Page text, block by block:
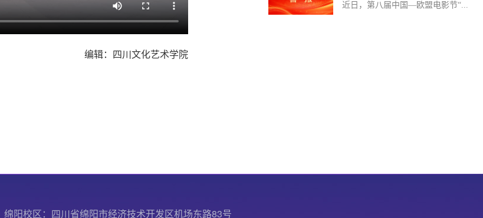
编辑：四川文化艺术学院
近日，第八届中国—欧盟电影节“...
绵阳校区：四川省绵阳市经济技术开发区机场东路83号